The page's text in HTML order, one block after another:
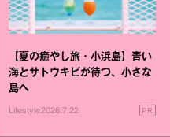
【夏の癒やし旅・小浜島】青い
海とサトウキビが待つ、小さな
島へ
Lifestyle2026.7.22 PR